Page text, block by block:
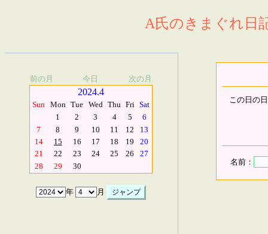
A氏のきまぐれ日
前の月 今日 次の月
2024.4
Sun Mon Tue Wed Thu Fri Sat
1
2 3 4 5
6
7
8 9 10 11 12
13
14
15 16 17 18 19
20
21
22 23 24 25 26
27
28
29 30
年 月
この日の
名前：